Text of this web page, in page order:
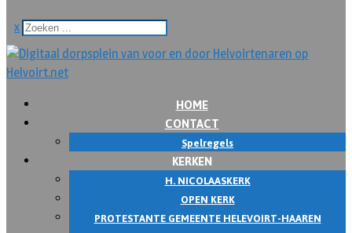
x
HOME
CONTACT
Spelregels
KERKEN
H. NICOLAASKERK
OPEN KERK
PROTESTANTE GEMEENTE HELEVOIRT-HAAREN